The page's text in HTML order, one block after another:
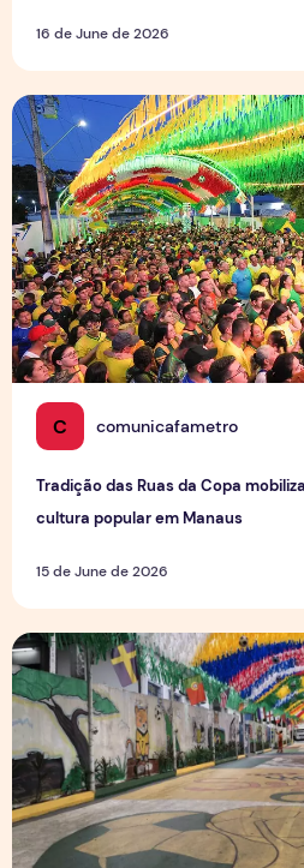
16 de June de 2026
C comunicafametro
Tradição das Ruas da Copa
cultura popular em Manaus
15 de June de 2026
Tradição das Ruas da Copa
Rua da Copa na Compensa: Os